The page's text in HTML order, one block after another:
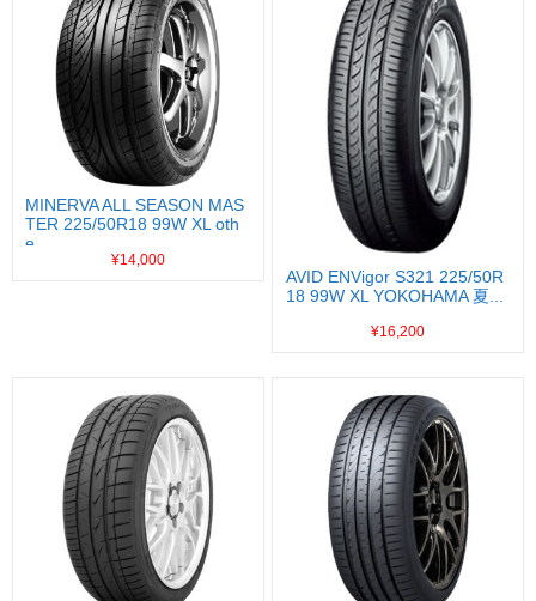
MINERVA ALL SEASON MAS
TER 225/50R18 99W XL oth
e...
¥14,000
AVID ENVigor S321 225/50R
18 99W XL YOKOHAMA 夏...
¥16,200